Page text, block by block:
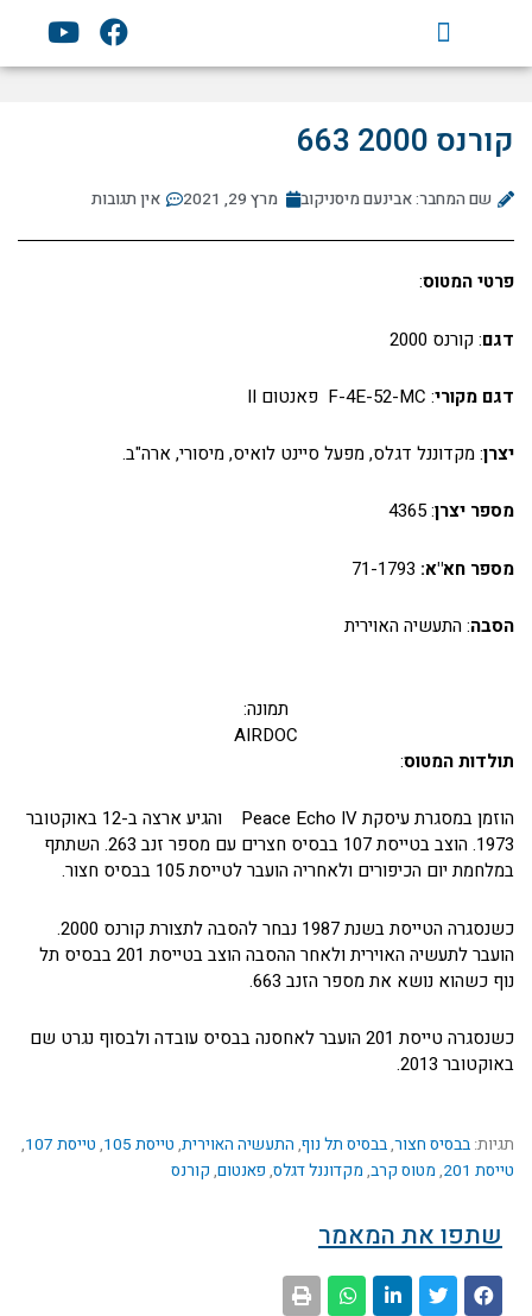
F
a
c
o
Y
o
u
קורנס 2000 663
שם המחבר: אבינעם מיסניקוב מרץ 29, 2021 אין תגובות
פרטי המטוס:
דגם: קורנס 2000
דגם מקורי: F-4E-52-MC פאנטום II
יצרן: מקדוננל דגלס, מפעל סיינט לואיס, מיסורי, ארה"ב.
מספר יצרן: 4365
מספר חא"א:
הסבה: התעשיה האוירית
תמונה:
AIRDOC
תולדות המטוס:
הוזמן במסגרת עיסקת Peace Echo IV והגיע ארצה ב-12 באוקטובר
1973. הוצב בטייסת 107 בבסיס חצרים עם מספר זנב 263. השתתף
במלחמת יום הכיפורים ולאחריה הועבר לטייסת 105 בבסיס חצור.
כשנסגרה הטייסת בשנת 1987 נבחר להסבה לתצורת קורנס 2000.
הועבר לתעשיה האוירית ולאחר ההסבה הוצב בטייסת 201 בבסיס תל
נוף כשהוא נושא את מספר הזנב 663.
כשנסגרה טייסת 201 הועבר לאחסנה בבסיס עובדה ולבסוף נגרט שם
באוקטובר 2013.
תגיות: בבסיס חצור,בבסיס תל נוף, התעשיה האוירית, טייסת 105 , טייסת 107
,
טייסת 201
, מטוס קרב, מקדוננל דגלס, פאנטום, קורנס
שתפו את המאמר